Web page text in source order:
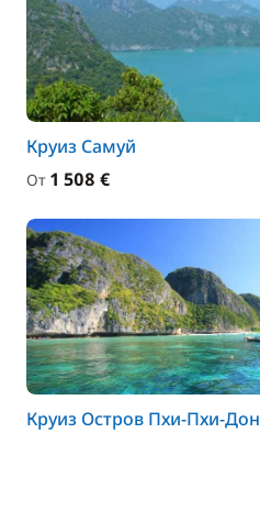
Круиз Самуй
От 1 508 €
Круиз Остров Пхи-Пхи-Дон